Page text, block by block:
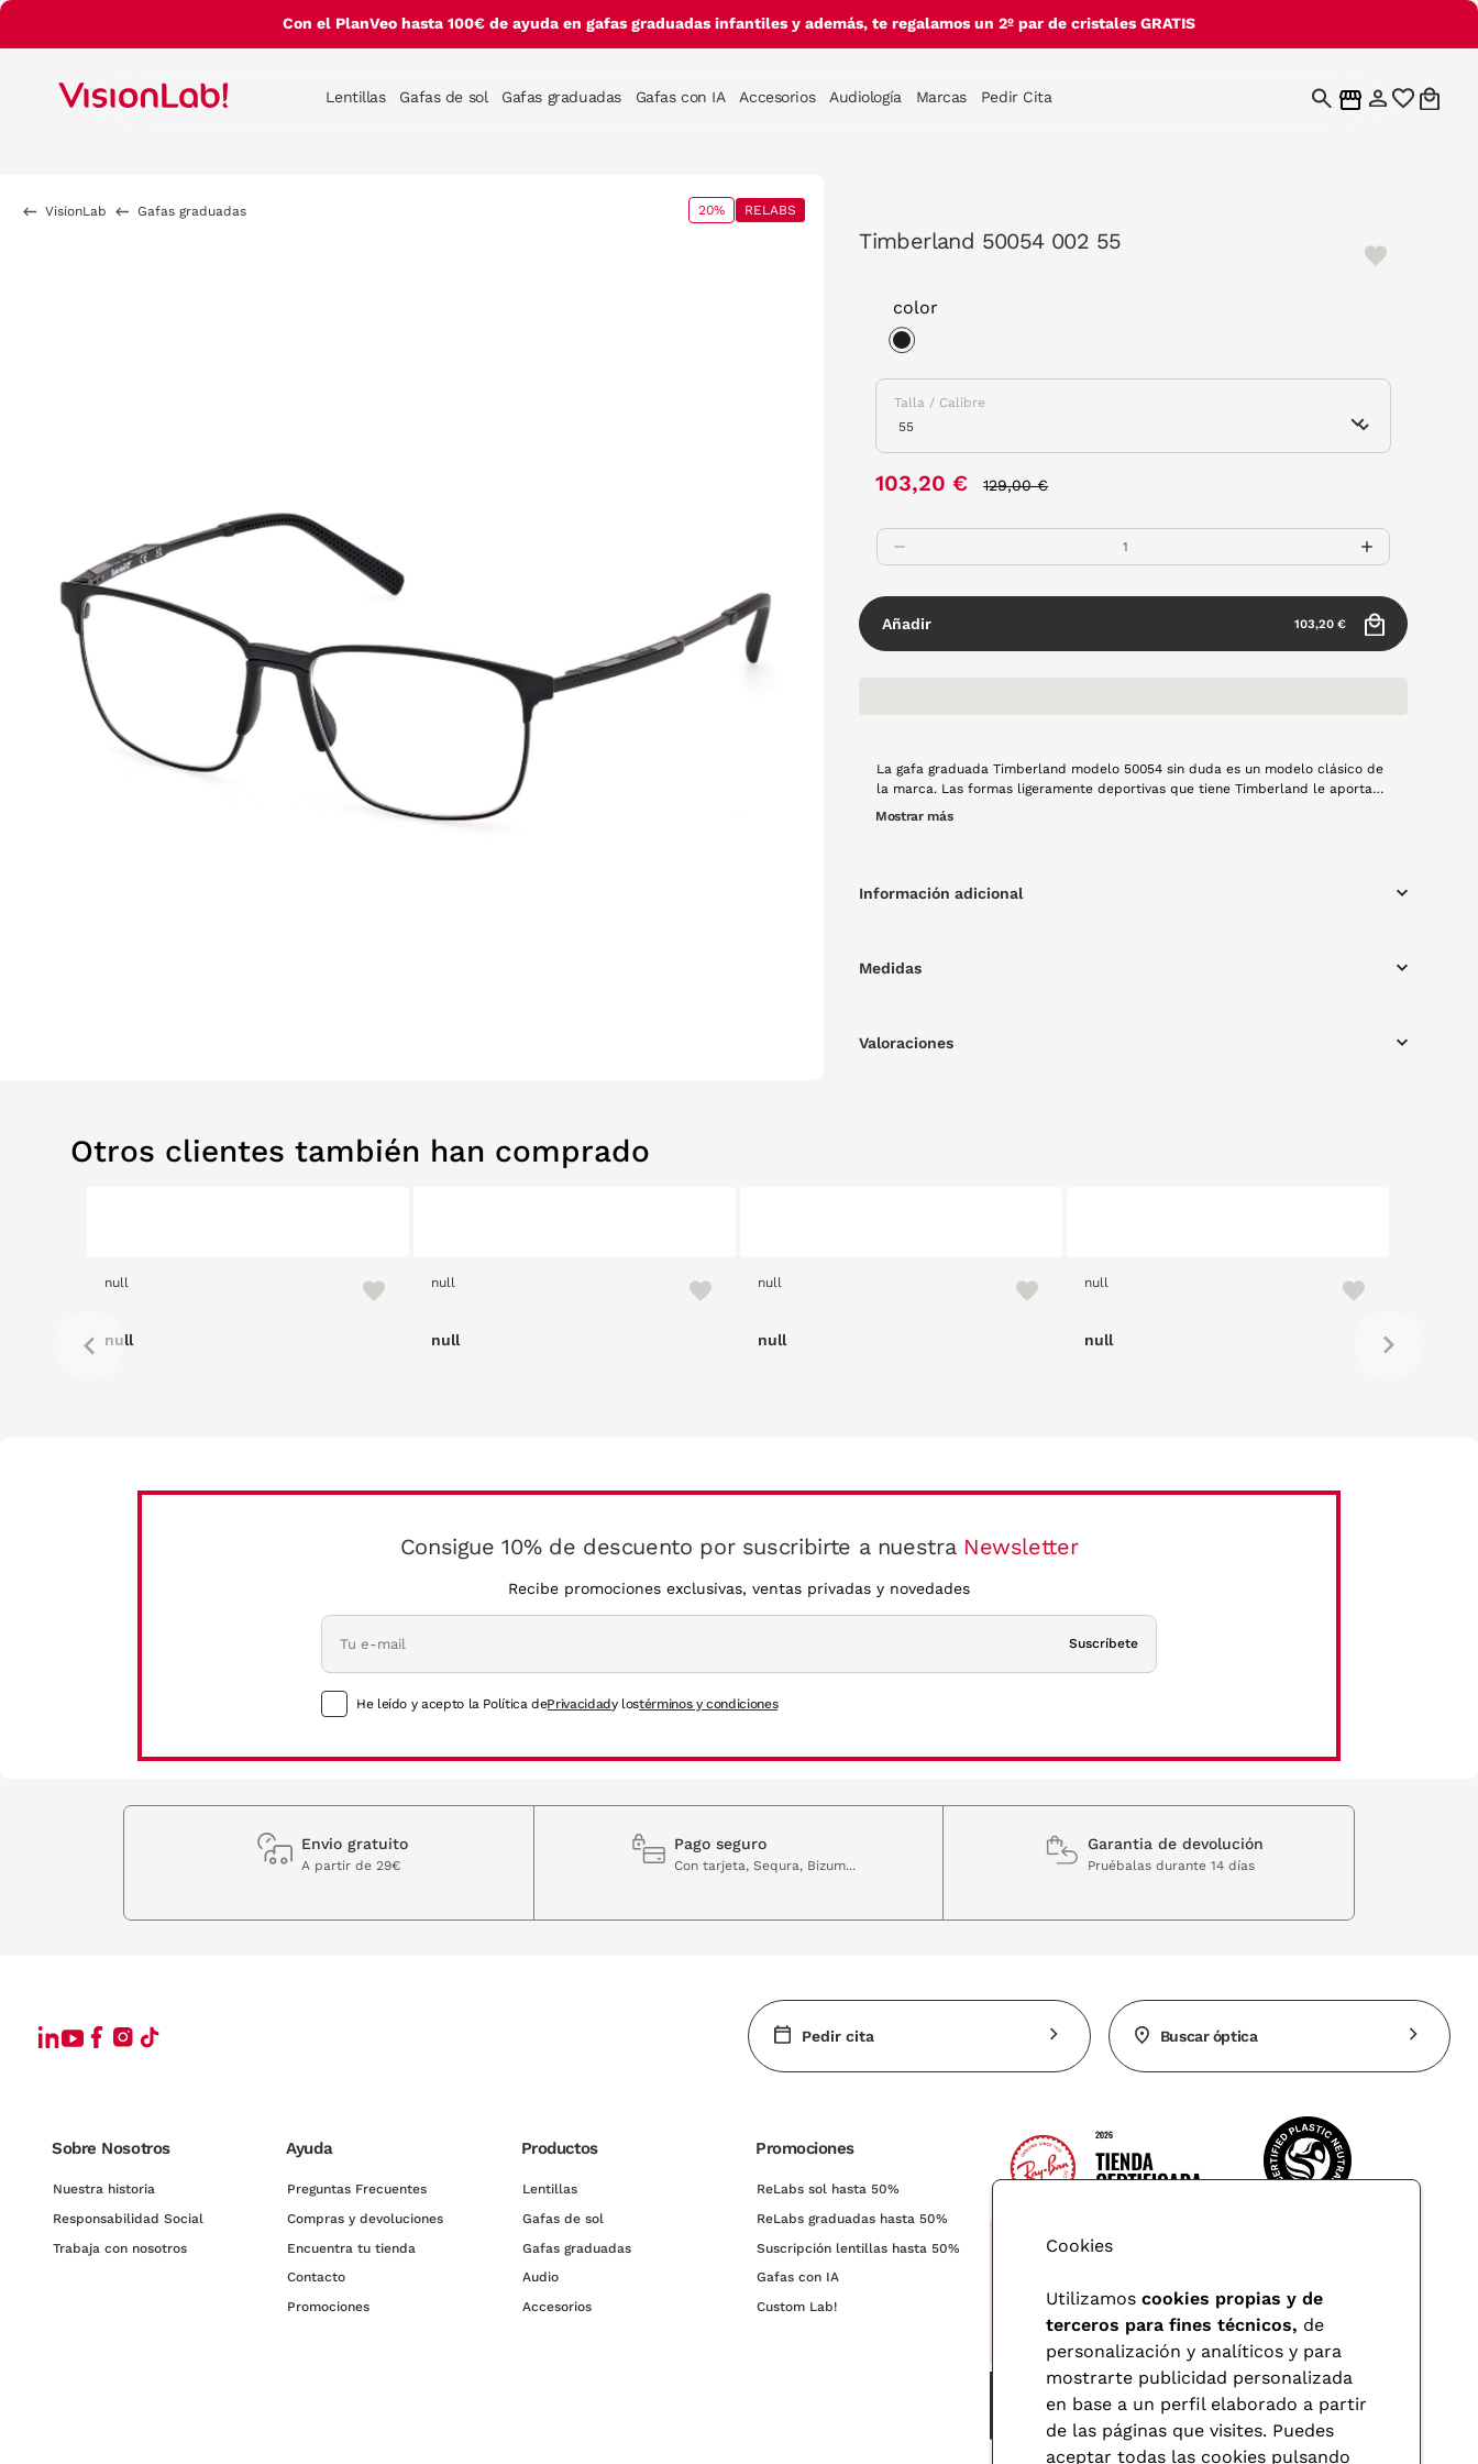
Con el PlanVeo hasta 100€ de ayuda en gafas graduadas infantiles y además, te regalamos un 2º par de cristales GRATIS
Lentillas Gafas de sol Gafas graduadas Gafas con IA Accesorios Audiología Marcas Pedir Cita
VisionLab Gafas graduadas 20% RELABS
Timberland 50054 002 55
color
Talla / Calibre
103,20 € 129,00 €
Añadir 103,20 €
La gafa graduada Timberland modelo 50054 sin duda es un modelo clásico de
la marca. Las formas ligeramente deportivas que tiene Timberland le aportan
a su nueva colección un toque clásico y elegante. Toda la montura es de metal
Mostrar más
Información adicional
Medidas
Valoraciones
Otros clientes también han comprado
null
null
null
null
null
null
null
null
Consigue 10% de descuento por suscribirte a nuestra Newsletter
Recibe promociones exclusivas, ventas privadas y novedades
Suscríbete
He leído y acepto la Política dePrivacidady lostérminos y condiciones
Envio gratuito
A partir de 29€
Pago seguro
Con tarjeta, Sequra, Bizum...
Garantia de devolución
Pruébalas durante 14 días
Pedir cita Buscar óptica
Sobre Nosotros
Nuestra historia
Responsabilidad Social
Trabaja con nosotros
Ayuda
Preguntas Frecuentes
Compras y devoluciones
Encuentra tu tienda
Contacto
Promociones
Productos
Lentillas
Gafas de sol
Gafas graduadas
Audio
Accesorios
Promociones
ReLabs sol hasta 50%
ReLabs graduadas hasta 50%
Suscripción lentillas hasta 50%
Gafas con IA
Custom Lab!
Cookies
Utilizamos cookies propias y de
terceros para fines técnicos, de
personalización y analíticos y para
mostrarte publicidad personalizada
en base a un perfil elaborado a partir
de las páginas que visites. Puedes
aceptar todas las cookies pulsando